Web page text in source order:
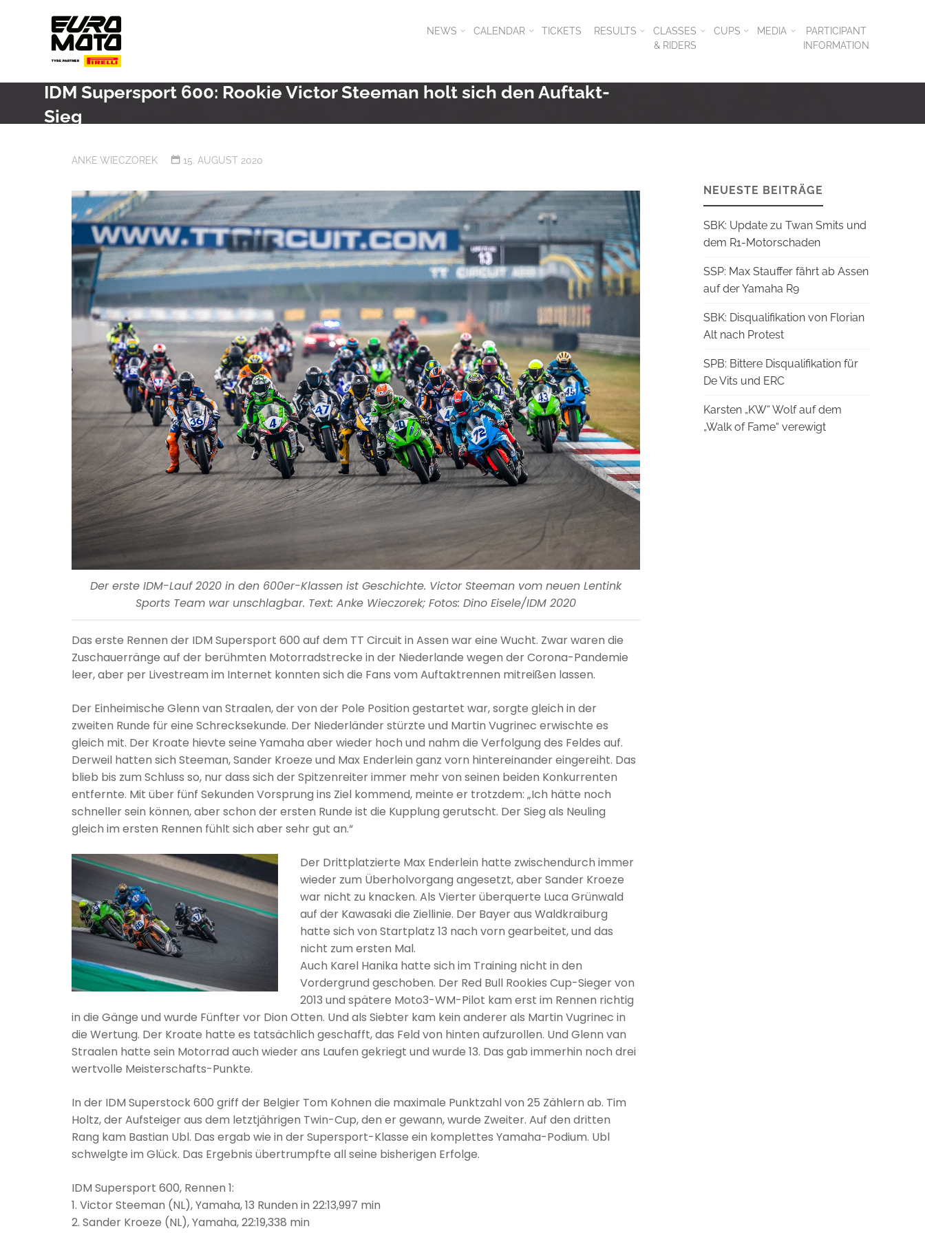
NEWS CALENDAR TICKETS RESULTS
CLASSES
& RIDERS
CUPS MEDIA
PARTICIPANT
INFORMATION
IDM Supersport 600: Rookie Victor Steeman holt sich den Auftakt-
Sieg
ANKE WIECZOREK 15. AUGUST 2020
Der erste IDM-Lauf 2020 in den 600er-Klassen ist Geschichte. Victor Steeman vom neuen Lentink
Sports Team war unschlagbar. Text: Anke Wieczorek; Fotos: Dino Eisele/IDM 2020
Das erste Rennen der IDM Supersport 600 auf dem TT Circuit in Assen war eine Wucht. Zwar waren die
Zuschauerränge auf der berühmten Motorradstrecke in der Niederlande wegen der Corona-Pandemie
leer, aber per Livestream im Internet konnten sich die Fans vom Auftaktrennen mitreißen lassen.
Der Einheimische Glenn van Straalen, der von der Pole Position gestartet war, sorgte gleich in der
zweiten Runde für eine Schrecksekunde. Der Niederländer stürzte und Martin Vugrinec erwischte es
gleich mit. Der Kroate hievte seine Yamaha aber wieder hoch und nahm die Verfolgung des Feldes auf.
Derweil hatten sich Steeman, Sander Kroeze und Max Enderlein ganz vorn hintereinander eingereiht. Das
blieb bis zum Schluss so, nur dass sich der Spitzenreiter immer mehr von seinen beiden Konkurrenten
entfernte. Mit über fünf Sekunden Vorsprung ins Ziel kommend, meinte er trotzdem: „Ich hätte noch
schneller sein können, aber schon der ersten Runde ist die Kupplung gerutscht. Der Sieg als Neuling
gleich im ersten Rennen fühlt sich aber sehr gut an.“
Der Drittplatzierte Max Enderlein hatte zwischendurch immer
wieder zum Überholvorgang angesetzt, aber Sander Kroeze
war nicht zu knacken. Als Vierter überquerte Luca Grünwald
auf der Kawasaki die Ziellinie. Der Bayer aus Waldkraiburg
hatte sich von Startplatz 13 nach vorn gearbeitet, und das
nicht zum ersten Mal.
Auch Karel Hanika hatte sich im Training nicht in den
Vordergrund geschoben. Der Red Bull Rookies Cup-Sieger von
2013 und spätere Moto3-WM-Pilot kam erst im Rennen richtig
in die Gänge und wurde Fünfter vor Dion Otten. Und als Siebter kam kein anderer als Martin Vugrinec in
die Wertung. Der Kroate hatte es tatsächlich geschafft, das Feld von hinten aufzurollen. Und Glenn van
Straalen hatte sein Motorrad auch wieder ans Laufen gekriegt und wurde 13. Das gab immerhin noch drei
wertvolle Meisterschafts-Punkte.
In der IDM Superstock 600 griff der Belgier Tom Kohnen die maximale Punktzahl von 25 Zählern ab. Tim
Holtz, der Aufsteiger aus dem letztjährigen Twin-Cup, den er gewann, wurde Zweiter. Auf den dritten
Rang kam Bastian Ubl. Das ergab wie in der Supersport-Klasse ein komplettes Yamaha-Podium. Ubl
schwelgte im Glück. Das Ergebnis übertrumpfte all seine bisherigen Erfolge.
IDM Supersport 600, Rennen 1:
1. Victor Steeman (NL), Yamaha, 13 Runden in 22:13,997 min
2. Sander Kroeze (NL), Yamaha, 22:19,338 min
NEUESTE BEITRÄGE
SBK: Update zu Twan Smits und
dem R1-Motorschaden
SSP: Max Stauffer fährt ab Assen
auf der Yamaha R9
SBK: Disqualifikation von Florian
Alt nach Protest
SPB: Bittere Disqualifikation für
De Vits und ERC
Karsten „KW“ Wolf auf dem
„Walk of Fame“ verewigt